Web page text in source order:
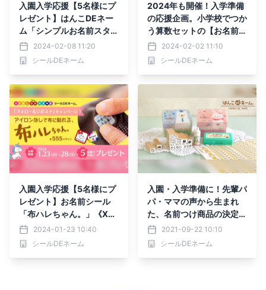
入園入学応援【5名様にプ
レゼント】はんこDEネー
ム「シンプルお名前スタン
プ（３本セット）」《Xフ
ォロー＆リポストキャンペ
ーン》本日開始！
2024-02-08 11:20
シールDEネーム
2024年も開催！入学準備
の応援企画。小学校でつか
う算数セットの【お名前シ
ール】が2月2日18時から
割引価格に！
2024-02-02 11:10
シールDEネーム
入園入学応援【5名様にプ
レゼント】お名前シール
「布ハレちゃん。」《Xフ
ォロー＆リポストキャンペ
ーン》本日開始！
2024-01-23 10:40
シールDEネーム
入園・入学準備に！先輩パ
パ・ママの声から生まれ
た、名前つけ商品の決定版
お名前スタンプ・シールの
セット「らいと13点セッ
ト」が新発売
2021-09-22 10:10
シールDEネーム